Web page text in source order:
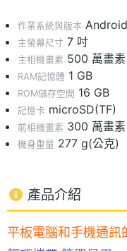
作業系統與版本
主螢幕尺寸 7 吋
主相機畫素 500 萬畫素
RAM記憶體 1 GB
ROM儲存空間 16 GB
記憶卡 microSD(TF)
前相機畫素 300 萬畫素
機身重量 277 g(公克)
產品介紹
平板電腦和手機通